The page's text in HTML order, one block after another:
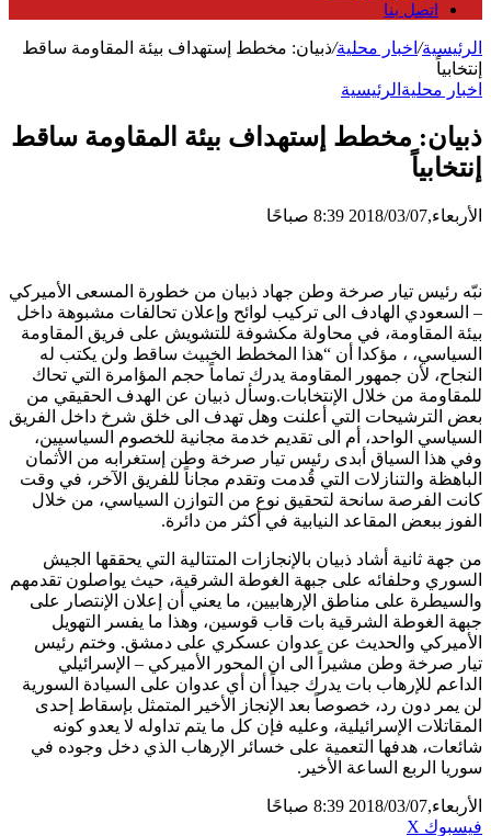
اتصل بنا
الرئيسية/ اخبار محلية/ذبيان: مخطط إستهداف بيئة المقاومة ساقط
إنتخابياً
اخبار محلية الرئيسية
ذبيان: مخطط إستهداف بيئة المقاومة ساقط
إنتخابياً
الأربعاء,2018/03/07 8:39 صباحًا
نبّه رئيس تيار ​صرخة وطن​ ​جهاد ذبيان​ من خطورة المسعى الأميركي
– السعودي الهادف الى تركيب لوائح وإعلان تحالفات مشبوهة داخل
بيئة المقاومة، في محاولة مكشوفة للتشويش على فريق المقاومة
السياسي، ، مؤكدا أن “هذا المخطط الخبيث ساقط ولن يكتب له
النجاح، لأن جمهور المقاومة يدرك تماماً حجم المؤامرة التي تحاك
للمقاومة من خلال الإنتخابات.وسأل ذبيان عن الهدف الحقيقي من
بعض الترشيحات التي أعلنت وهل تهدف الى خلق شرخ داخل الفريق
السياسي الواحد، أم الى تقديم خدمة مجانية للخصوم السياسيين،
وفي هذا السياق أبدى رئيس تيار صرخة وطن إستغرابه من الأثمان
الباهظة والتنازلات التي قُدمت وتقدم مجاناً للفريق الآخر، في وقت
كانت الفرصة سانحة لتحقيق نوع من التوازن السياسي، من خلال
الفوز ببعض المقاعد النيابية في أكثر من دائرة.
من جهة ثانية أشاد ذبيان بالإنجازات المتتالية التي يحققها ​الجيش
السوري​ وحلفائه على جبهة ​الغوطة الشرقية​، حيث يواصلون تقدمهم
والسيطرة على مناطق ​الإرهاب​يين، ما يعني أن إعلان الإنتصار على
جبهة الغوطة الشرقية بات قاب قوسين، وهذا ما يفسر التهويل
الأميركي والحديث عن عدوان عسكري على دمشق. وختم رئيس
تيار صرخة وطن مشيراً الى ان المحور الأميركي – الإسرائيلي
الداعم للإرهاب بات يدرك جيداً أن أي عدوان على السيادة السورية
لن يمر دون رد، خصوصاً بعد الإنجاز الأخير المتمثل بإسقاط إحدى
المقاتلات الإسرائيلية، وعليه فإن كل ما يتم تداوله لا يعدو كونه
شائعات، هدفها التعمية على خسائر الإرهاب الذي دخل وجوده في ​
سوريا​ الربع الساعة الأخير.
الأربعاء,2018/03/07 8:39 صباحًا
فيسبوك X